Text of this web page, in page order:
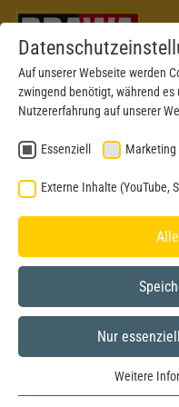
AKTUELLES PROJEKT
PERSONENWAGEN
FORMNEUHEIT
Auf unserer Webseite werden
zwingend benötigt, während
Nutzererfahrung auf unserer
Essenziell Marketing
Externe Inhalte (YouTube,
Nur
Weitere